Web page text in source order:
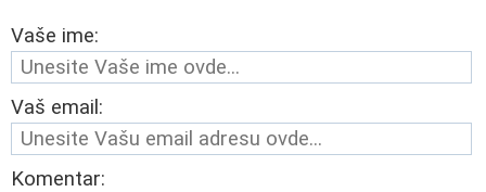
Vaše ime:
Vaš email:
Komentar: